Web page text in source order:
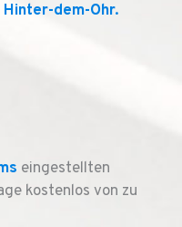
Hinter-dem-Ohr.
eingestellten
kostenlos von zu